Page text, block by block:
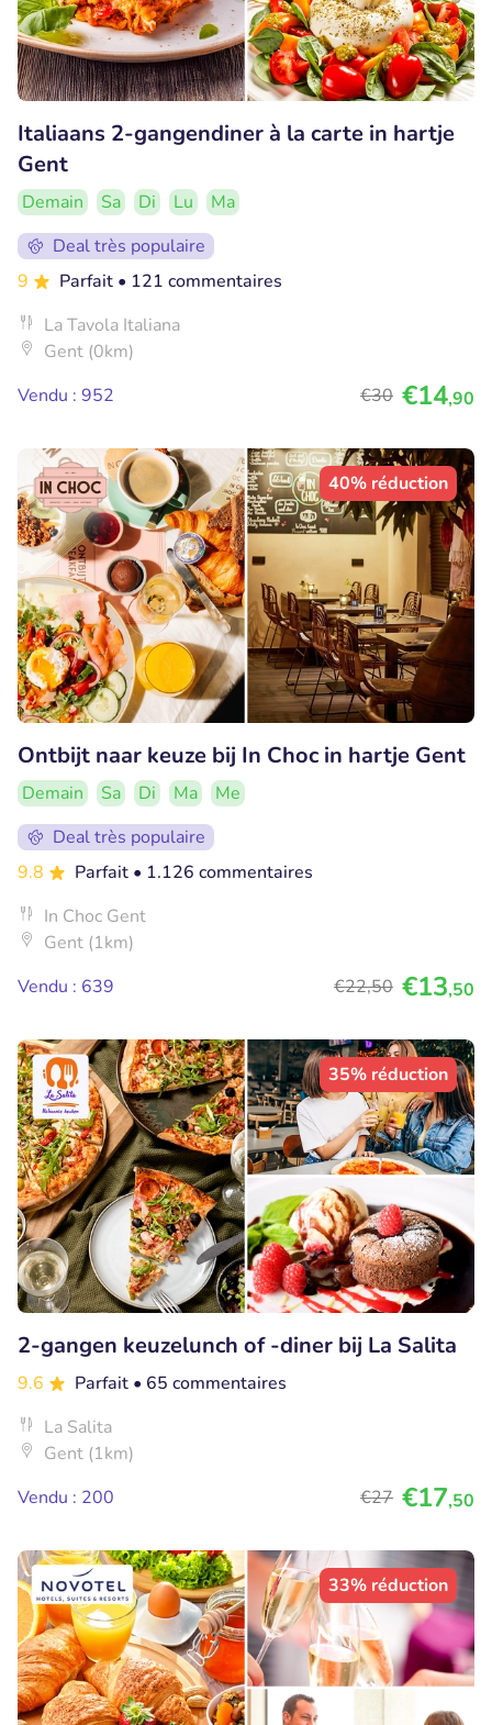
Italiaans 2-gangendiner à la carte in hartje
Gent
Demain Sa Di Lu
Ma
Deal très populaire
9
Parfait • 121 commentaires
La Tavola Italiana
Gent (0km)
Vendu : 952
€30 €14,90
40% réduction
Ontbijt naar keuze bij In Choc in hartje Gent
Demain Sa Di Ma
Me
Deal très populaire
9.8
Parfait • 1.126 commentaires
In Choc Gent
Gent (1km)
Vendu : 639
€22,50 €13,50
35% réduction
2-gangen keuzelunch of -diner bij La Salita
9.6 Parfait • 65 commentaires
La Salita
Gent (1km)
Vendu : 200
€27 €17,50
33% réduction